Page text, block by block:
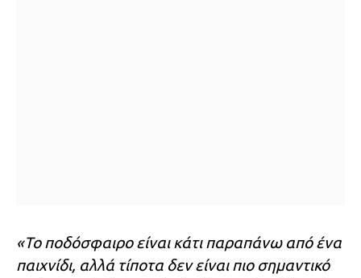
«Το ποδόσφαιρο είναι κάτι παραπάνω από ένα
παιχνίδι, αλλά τίποτα δεν είναι πιο σημαντικό